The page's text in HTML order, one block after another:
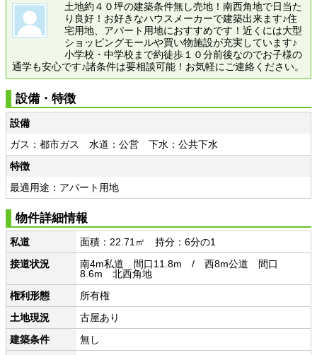
土地約４０坪の建築条件無し売地！南西角地で日当た
り良好！お好きなハウスメーカーで建築出来ます♪住
宅用地、アパート用地におすすめです！近くには大型
ショッピングモールや買い物施設が充実しています♪
小学校・中学校まで約徒歩１０分前後なのでお子様の
通学も安心です♪諸条件は要相談可能！お気軽にご連絡ください。
設備・特徴
設備
ガス：都市ガス 水道：公営 下水：公共下水
特徴
最適用途：アパート用地
物件詳細情報
私道
面積：22.71㎡ 持分：6分の1
接道状況
南4m私道 間口11.8m / 西8m公道 間口
8.6m 北西角地
権利形態
所有権
土地現況
古屋あり
建築条件
無し